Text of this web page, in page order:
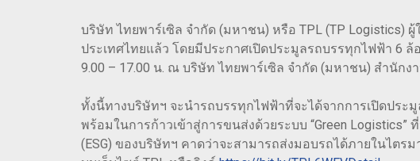
บริษัท ไทยพาร์เซิล จำกัด (มหาชน) หรือ TPL (TP Logistics)
ประเทศไทยแล้ว โดยมีประกาศเปิดประมูลรถบรรทุกไฟฟ้า 6
9.00 – 17.00 น. ณ บริษัท ไทยพาร์เซิล จำกัด (มหาชน) ส
ทั้งนี้ทางบริษัทฯ จะนำรถบรรทุกไฟฟ้าที่จะได้จากการเปิดปร
พร้อมในการก้าวเข้าสู่การขนส่งด้วยระบบ “Green
(ESG) ของบริษัทฯ คาดว่าจะสามารถส่งมอบรถได้ภายในไต